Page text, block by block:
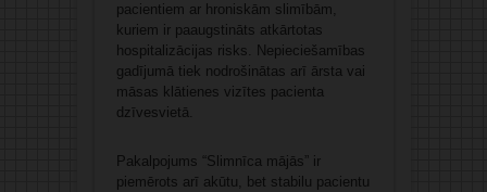
pacientiem ar hroniskām slimībām,
kuriem ir paaugstināts atkārtotas
hospitalizācijas risks. Nepieciešamības
gadījumā tiek nodrošinātas arī ārsta vai
māsas klātienes vizītes pacienta
dzīvesvietā.
Pakalpojums “Slimnīca mājās” ir
piemērots arī akūtu, bet stabilu pacientu